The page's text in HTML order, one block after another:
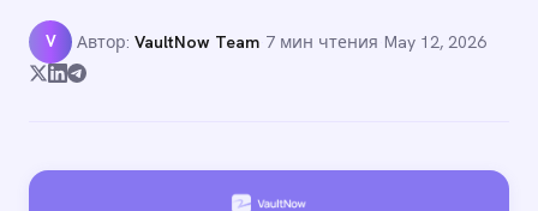
V Автор: VaultNow Team 7 мин чтения May 12, 2026